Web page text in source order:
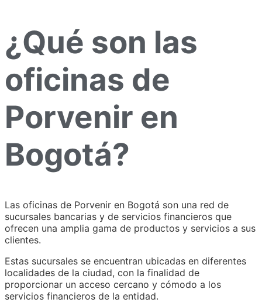
¿Qué son las
oficinas de
Porvenir en
Bogotá?
Las oficinas de Porvenir en Bogotá son una red de
sucursales bancarias y de servicios financieros que
ofrecen una amplia gama de productos y servicios a sus
clientes.
Estas sucursales se encuentran ubicadas en diferentes
localidades de la ciudad, con la finalidad de
proporcionar un acceso cercano y cómodo a los
servicios financieros de la entidad.